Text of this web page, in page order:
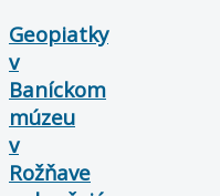
Geopiatky
v
Baníckom
múzeu
v
Rožňave